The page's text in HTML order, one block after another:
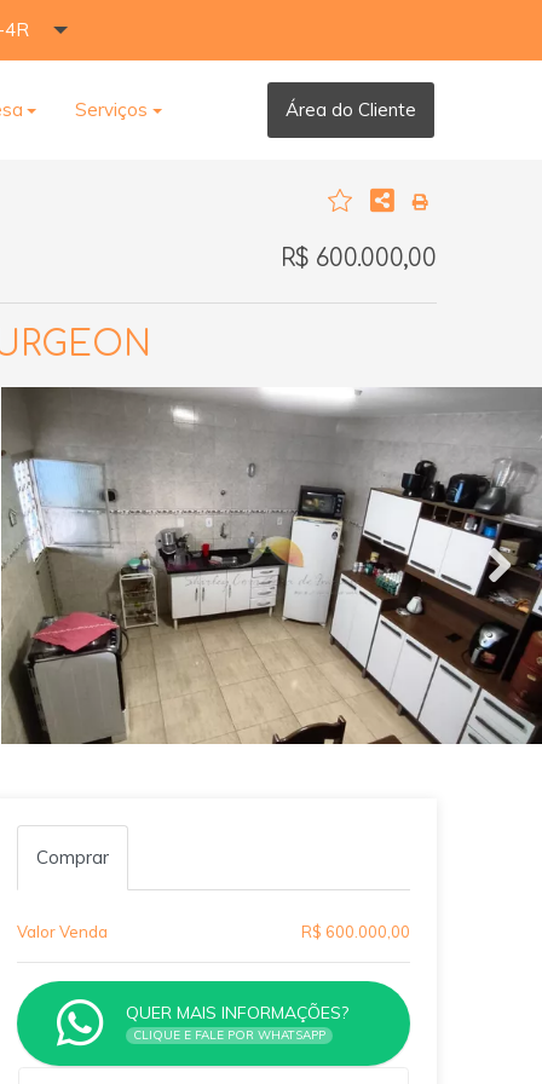
4R
Serviços Área do Cliente
R$ 600.000,00
Comprar
Valor Venda R$ 600.000,00
QUER MAIS INFORMAÇÕES?
CLIQUE E FALE POR WHATSAPP